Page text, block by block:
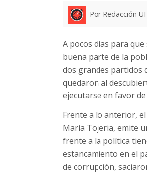
Por Redacción
A pocos días para
buena parte de la
dos grandes partidos
quedaron al
ejecutarse en favor
Frente a lo anterior,
María Tojeria, emite
frente a la política
estancamiento en el
de corrupción,